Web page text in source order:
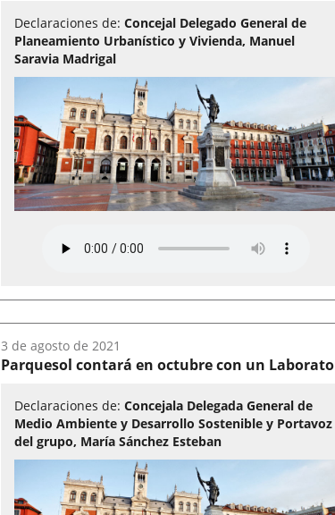
Declaraciones de:Concejal Delegado General de
Planeamiento Urbanístico y Vivienda, Manuel
Saravia Madrigal
Fecha
del
3 de agosto de 2021
Parquesol contará en octubre con un
Declaraciones de:Concejala Delegada General de
Medio Ambiente y Desarrollo Sostenible y Portavoz
del grupo, María Sánchez Esteban